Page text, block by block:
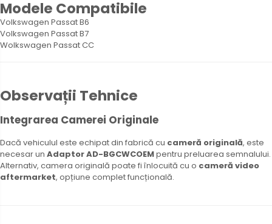
Modele Compatibile
Volkswagen Passat B6
Volkswagen Passat B7
Wolkswagen Passat CC
Observații Tehnice
Integrarea Camerei Originale
Dacă vehiculul este echipat din fabrică cu cameră originală, este
necesar un Adaptor AD-BGCWCOEMpentru preluarea semnalului.
Alternativ, camera originală poate fi înlocuită cu o cameră video
aftermarket, opțiune complet funcțională.